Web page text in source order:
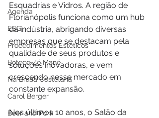
Agenda
ESG
Procedimentos Estéticos
Boteco Zé Mané
Na Brasa Costelaria
Carol Berger
Beer and Pork
Esquadrias e Vidros. A região de
Florianópolis funciona como um hub
da indústria, abrigando diversas
empresas que se destacam pela
qualidade de seus produtos e
soluções inovadoras, e vem
crescendo nesse mercado em
constante expansão.
Nos últimos 10 anos, o Salão da